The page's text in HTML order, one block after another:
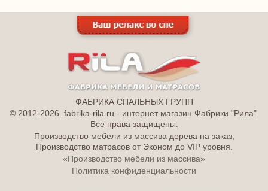
ФАБРИКА СПАЛЬНЫХ ГРУПП
© 2012-2026. fabrika-rila.ru - интернет магазин Фабрики "Рила".
Все права защищены.
Производство мебели из массива дерева на заказ;
Производство матрасов от Эконом до VIP уровня.
«Производство мебели из массива»
Политика конфиденциальности